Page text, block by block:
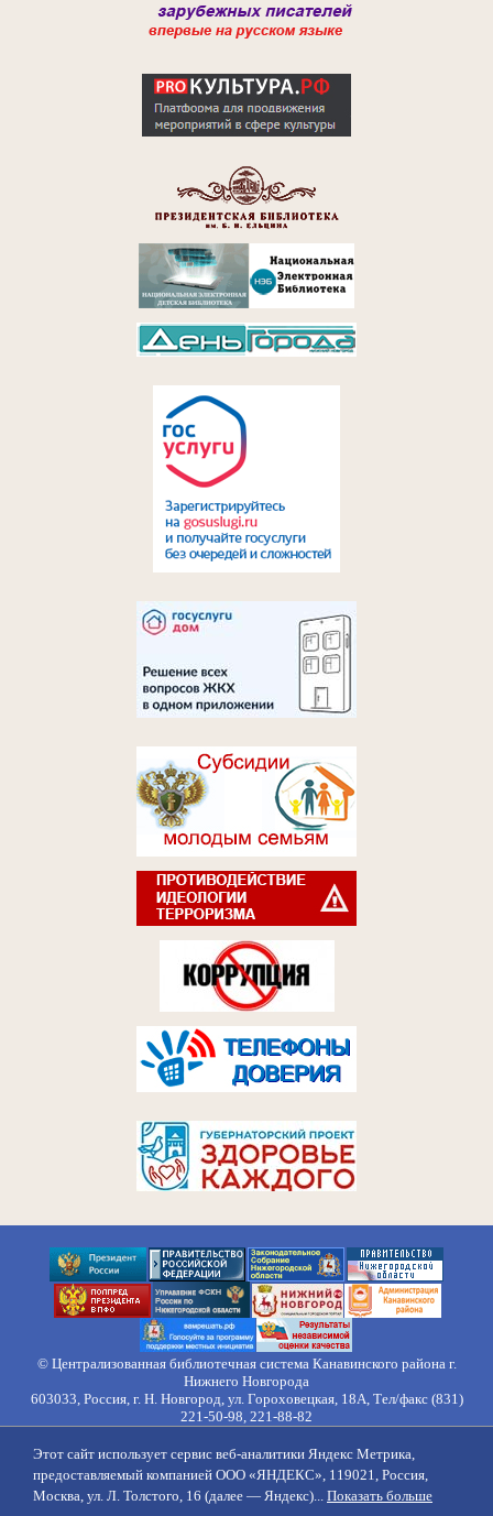
© Централизованная библиотечная система Канавинского района г.
Нижнего Новгорода
603033, Россия, г. Н. Новгород, ул. Гороховецкая, 18А, Тел/факс (831)
221-50-98, 221-88-82
Контакты Противодействие коррупции
Противодействие
идеологии терроризма
Напишите нам
Этот сайт использует сервис веб-аналитики Яндекс Метрика,
предоставляемый компанией ООО «ЯНДЕКС», 119021, Россия,
Москва, ул. Л. Толстого, 16 (далее — Яндекс)... Показать больше